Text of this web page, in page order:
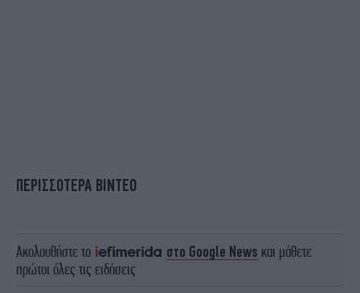
ΠΕΡΙΣΣΟΤΕΡΑ ΒΙΝΤΕΟ
Ακολουθήστε το στο Google News και μάθετε
πρώτοι όλες τις ειδήσεις